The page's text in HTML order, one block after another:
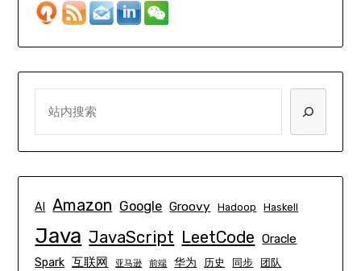
AI Amazon Google Groovy Hadoop Haskell
Java JavaScript LeetCode Oracle
Spark 互联网 亚马逊 前端 华为 历史 同步 团队